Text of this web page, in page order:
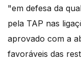
"em defesa da
pela TAP nas
aprovado com a
favoráveis das